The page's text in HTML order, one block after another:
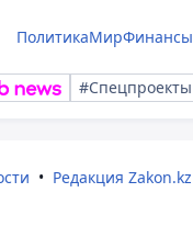
ПолитикаМирФинансы
#Спецпроекты
Редакция Zakon.kz